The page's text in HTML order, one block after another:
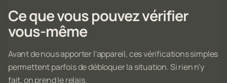
Ce que vous pouvez vérifier
vous-même
Avant de nous apporter l'appareil, ces vérifications simples
permettent parfois de débloquer la situation. Si rien n'y
fait, on prend le relais.